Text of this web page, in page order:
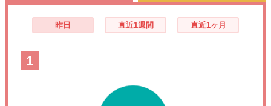
昨日 直近1週間 直近1ヶ月
1